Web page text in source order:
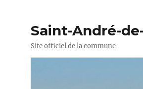
Saint-André-
Site officiel de la commune